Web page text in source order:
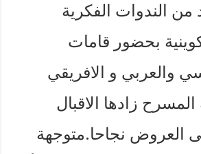
من الندوات الفكرية
بحضور قامات
والعربي و الافريقي
زادها الاقبال
العروض نجاحا.متوجهة